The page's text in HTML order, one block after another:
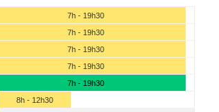
7h - 19h30
7h - 19h30
7h - 19h30
7h - 19h30
7h - 19h30
8h - 12h30